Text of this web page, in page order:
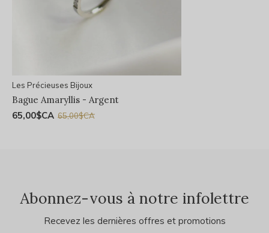
Les Précieuses Bijoux
Bague Amaryllis - Argent
65,00$CA 65,00$CA
Abonnez-vous à notre infolettre
Recevez les dernières offres et promotions